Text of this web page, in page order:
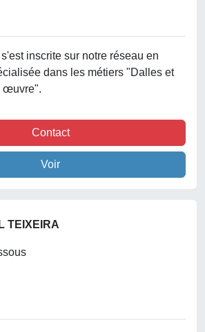
s'est inscrite sur notre réseau en
dans les métiers "Dalles et
œuvre".
Contact
Voir
TEIXEIRA